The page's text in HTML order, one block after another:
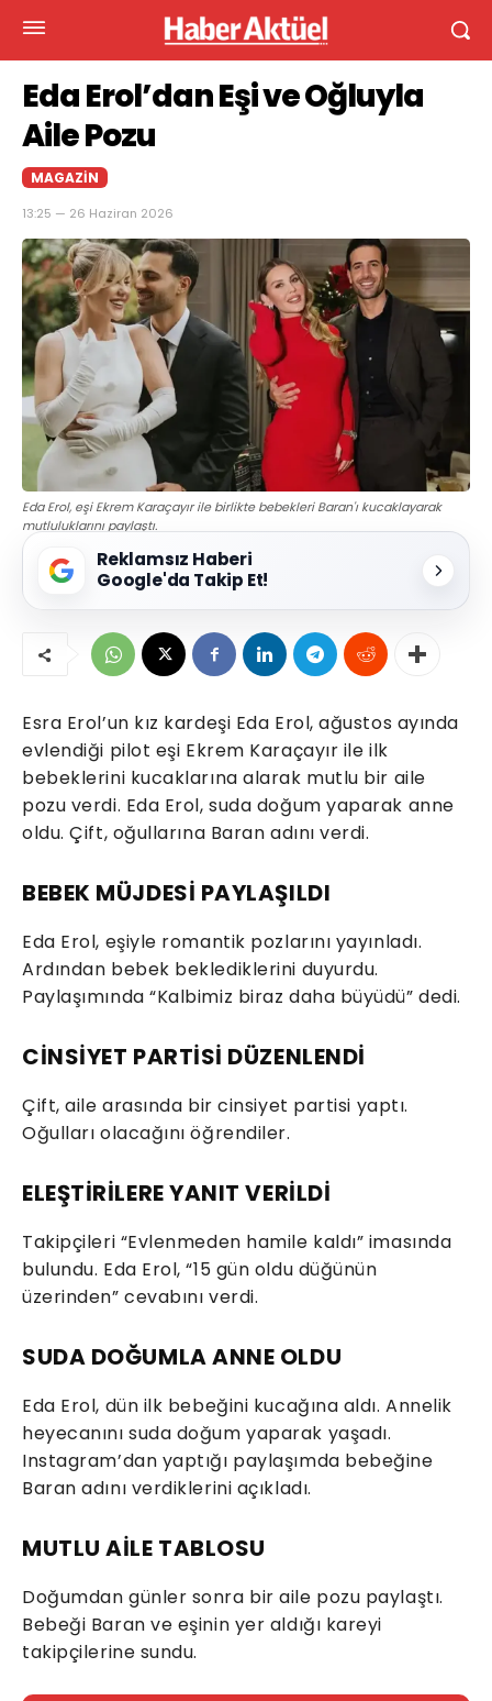
Eda Erol’dan Eşi ve Oğluyla
Aile Pozu
MAGAZIN
13:25 — 26 Haziran 2026
Eda Erol, eşi Ekrem Karaçayır ile birlikte bebekleri Baran'ı kucaklayarak
mutluluklarını paylaştı.
Reklamsız Haberi
Google'da Takip Et!
Esra Erol’un kız kardeşi Eda Erol, ağustos ayında
evlendiği pilot eşi Ekrem Karaçayır ile ilk
bebeklerini kucaklarına alarak mutlu bir aile
pozu verdi. Eda Erol, suda doğum yaparak anne
oldu. Çift, oğullarına Baran adını verdi.
BEBEK MÜJDESİ PAYLAŞILDI
Eda Erol, eşiyle romantik pozlarını yayınladı.
Ardından bebek beklediklerini duyurdu.
Paylaşımında “Kalbimiz biraz daha büyüdü” dedi.
CİNSİYET PARTİSİ DÜZENLENDİ
Çift, aile arasında bir cinsiyet partisi yaptı.
Oğulları olacağını öğrendiler.
ELEŞTİRİLERE YANIT VERİLDİ
Takipçileri “Evlenmeden hamile kaldı” imasında
bulundu. Eda Erol, “15 gün oldu düğünün
üzerinden” cevabını verdi.
SUDA DOĞUMLA ANNE OLDU
Eda Erol, dün ilk bebeğini kucağına aldı. Annelik
heyecanını suda doğum yaparak yaşadı.
Instagram’dan yaptığı paylaşımda bebeğine
Baran adını verdiklerini açıkladı.
MUTLU AİLE TABLOSU
Doğumdan günler sonra bir aile pozu paylaştı.
Bebeği Baran ve eşinin yer aldığı kareyi
takipçilerine sundu.